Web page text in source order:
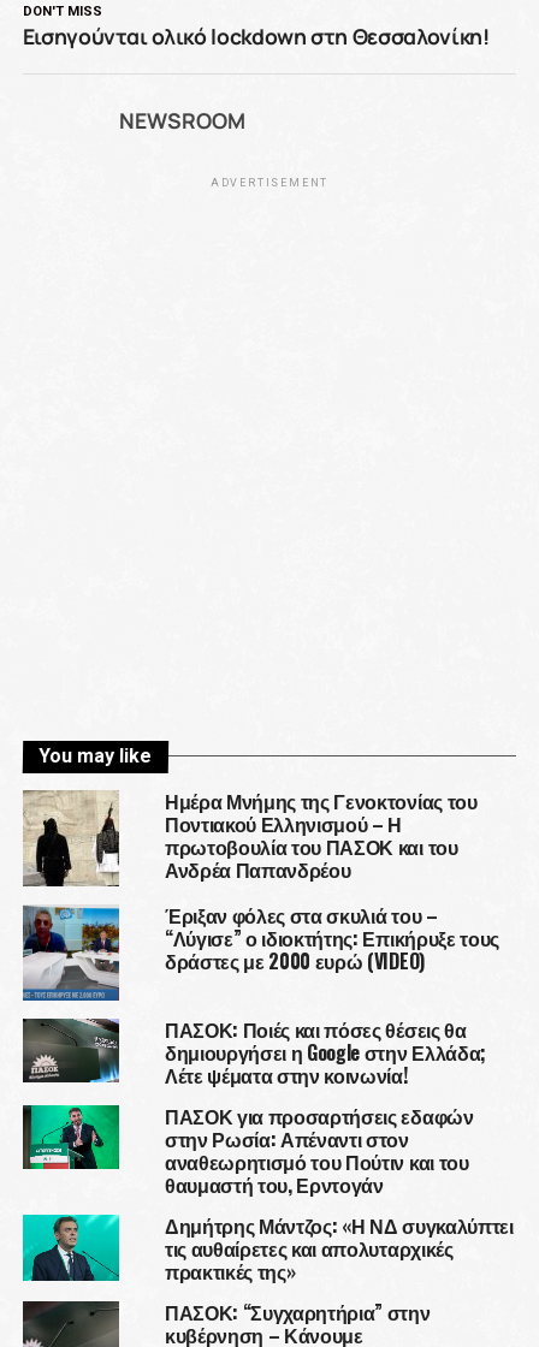
DON'T MISS
Εισηγούνται ολικό lockdown στη Θεσσαλονίκη!
NEWSROOM
ADVERTISEMENT
You may like
Ημέρα Μνήμης της Γενοκτονίας του
Ποντιακού Ελληνισμού – Η
πρωτοβουλία του ΠΑΣΟΚ και του
Ανδρέα Παπανδρέου
Έριξαν φόλες στα σκυλιά του –
“Λύγισε” ο ιδιοκτήτης: Επικήρυξε τους
δράστες με 2000 ευρώ (VIDEO)
ΠΑΣΟΚ: Ποιές και πόσες θέσεις θα
δημιουργήσει η Google στην Ελλάδα;
Λέτε ψέματα στην κοινωνία!
ΠΑΣΟΚ για προσαρτήσεις εδαφών
στην Ρωσία: Απέναντι στον
αναθεωρητισμό του Πούτιν και του
θαυμαστή του, Ερντογάν
Δημήτρης Μάντζος: «Η ΝΔ συγκαλύπτει
τις αυθαίρετες και απολυταρχικές
πρακτικές της»
ΠΑΣΟΚ: “Συγχαρητήρια” στην
κυβέρνηση – Κάνουμε